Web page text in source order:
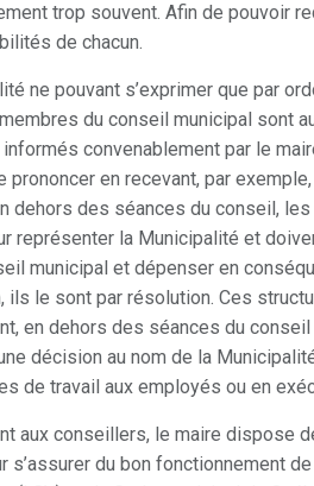
trop souvent. Afin de pouvoir
de chacun.
ne pouvant s’exprimer que par
du conseil municipal sont
convenablement par le
prononcer en recevant, par
dehors des séances du conseil, les
représenter la Municipalité et
municipal et dépenser en
ils le sont par résolution. Ces
en dehors des séances du
décision au nom de la
de travail aux employés ou en
aux conseillers, le maire dispose
s’assurer du bon fonctionnement